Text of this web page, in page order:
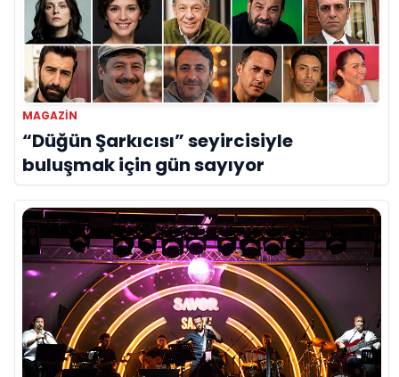
MAGAZIN
“Düğün Şarkıcısı” seyircisiyle
buluşmak için gün sayıyor